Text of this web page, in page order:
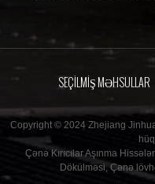
SEÇILMIŞ MƏHSULLAR
Copyright © 2024 Zhejiang
Çənə Kırıcılar Aşınma
Dökülməsi,Çənə